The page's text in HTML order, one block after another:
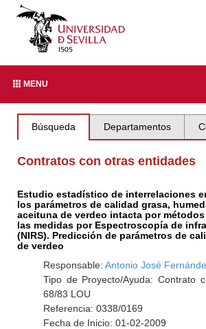
MENU
Búsqueda Departamentos
Contratos con otras entidades
Estudio estadístico de interrelaciones
los parámetros de calidad grasa,
aceituna de verdeo intacta por
las medidas por Espectroscopía de
(NIRS). Predicción de parámetros de
de verdeo
Responsable: Antonio José
Tipo de Proyecto/Ayuda: Contrato
68/83 LOU
Referencia: 0338/0169
Fecha de Inicio: 01-02-2009